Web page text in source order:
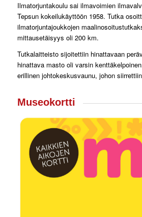
Ilmatorjuntakoulu sai ilmavoimien
Tepsun kokeilukäyttöön 1958. Tutka
ilmatorjuntajoukkojen
mittausetäisyys oli 200 km.
Tutkalaitteisto sijoitettiin hinattavaan
hinattava masto oli varsin
erillinen johtokeskusvaunu, johon
Museokortti